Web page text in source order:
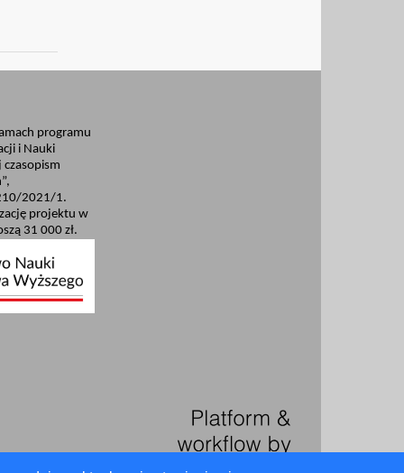
programu
i Nauki
czasopism
2021/1.
projektu w
31 000 zł.